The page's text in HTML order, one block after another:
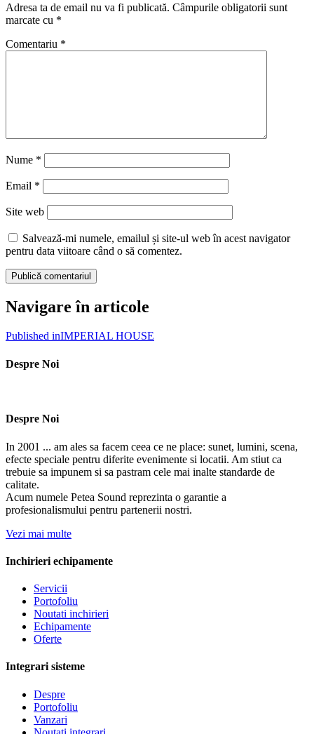
Adresa ta de email nu va fi publicată. Câmpurile obligatorii sunt
marcate cu *
Comentariu *
Nume *
Email *
Site web
Salvează-mi numele, emailul și site-ul web în acest navigator
pentru data viitoare când o să comentez.
Navigare în articole
Published inIMPERIAL HOUSE
Despre Noi
Despre Noi
In 2001 ... am ales sa facem ceea ce ne place: sunet, lumini, scena,
efecte speciale pentru diferite evenimente si locatii. Am stiut ca
trebuie sa impunem si sa pastram cele mai inalte standarde de
calitate.
Acum numele Petea Sound reprezinta o garantie a
profesionalismului pentru partenerii nostri.
Vezi mai multe
Inchirieri echipamente
Servicii
Portofoliu
Noutati inchirieri
Echipamente
Oferte
Integrari sisteme
Despre
Portofoliu
Vanzari